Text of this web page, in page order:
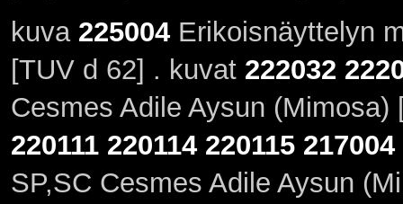
kuva 225004Erikoisnäyttelyn
[TUV d 62] . kuvat 222032
Cesmes Adile Aysun
220111 220114 220115 217004
SP,SC Cesmes Adile Aysun